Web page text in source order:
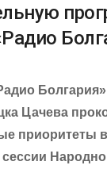
Цачева
приоритеты